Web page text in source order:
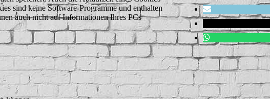
sind keine Software-Programme und enthalten
auch nicht auf Informationen Ihres PCs